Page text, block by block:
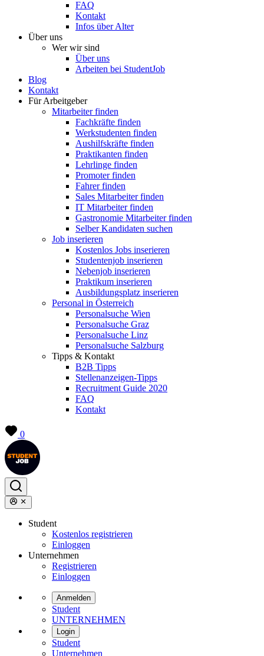
FAQ
Kontakt
Infos über Alter
Über uns
Wer wir sind
Über uns
Arbeiten bei StudentJob
Blog
Kontakt
Für Arbeitgeber
Mitarbeiter finden
Fachkräfte finden
Werkstudenten finden
Aushilfskräfte finden
Praktikanten finden
Lehrlinge finden
Promoter finden
Fahrer finden
Sales Mitarbeiter finden
IT Mitarbeiter finden
Gastronomie Mitarbeiter finden
Selber Kandidaten suchen
Job inserieren
Kostenlos Jobs inserieren
Studentenjob inserieren
Nebenjob inserieren
Praktikum inserieren
Ausbildungsplatz inserieren
Personal in Österreich
Personalsuche Wien
Personalsuche Graz
Personalsuche Linz
Personalsuche Salzburg
Tipps & Kontakt
B2B Tipps
Stellenanzeigen-Tipps
Recruitment Guide 2020
FAQ
Kontakt
0
Student
Kostenlos registrieren
Einloggen
Unternehmen
Registrieren
Einloggen
Anmelden
Student
UNTERNEHMEN
Login
Student
Unternehmen